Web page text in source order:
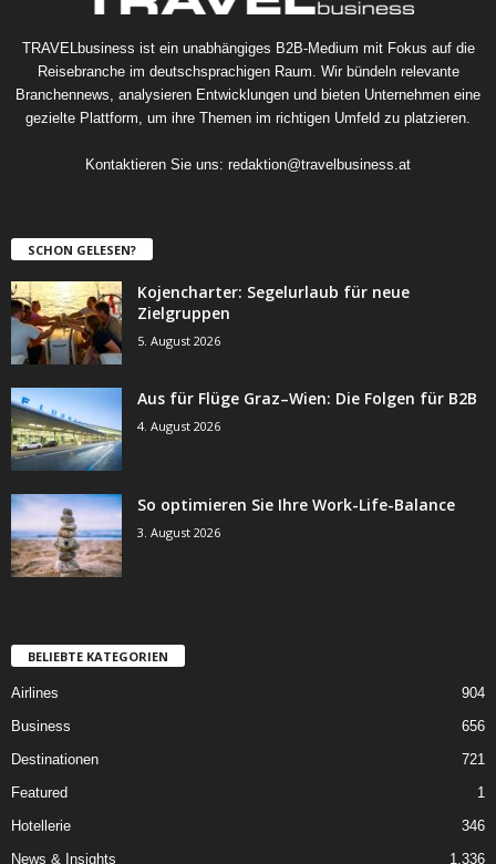
TRAVELbusiness ist ein unabhängiges B2B-Medium mit Fokus auf die
Reisebranche im deutschsprachigen Raum. Wir bündeln relevante
Branchennews, analysieren Entwicklungen und bieten Unternehmen eine
gezielte Plattform, um ihre Themen im richtigen Umfeld zu platzieren.
Kontaktieren Sie uns: redaktion@travelbusiness.at
SCHON GELESEN?
Kojencharter: Segelurlaub für neue
Zielgruppen
5. August 2026
Aus für Flüge Graz–Wien: Die Folgen für B2B
4. August 2026
So optimieren Sie Ihre Work-Life-Balance
3. August 2026
BELIEBTE KATEGORIEN
Airlines
904
Business
656
Destinationen
721
Featured
1
Hotellerie
346
News & Insights
1.336